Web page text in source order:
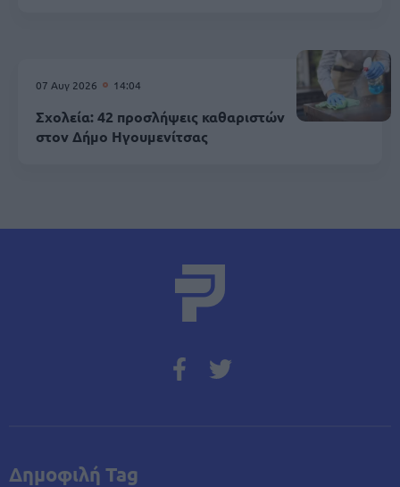
07 Αυγ 2026 14:04
Σχολεία: 42 προσλήψεις καθαριστών
στον Δήμο Ηγουμενίτσας
Δημοφιλή Tag